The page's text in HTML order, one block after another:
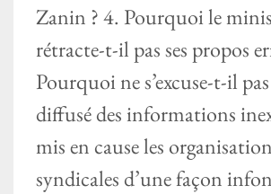
Zanin ? 4. Pourquoi le
rétracte-t-il pas ses propos
Pourquoi ne s’excuse-t-il
diffusé des informations
mis en cause les
syndicales d’une façon